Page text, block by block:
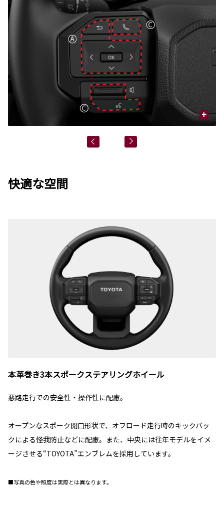
+
快適な空間
本革巻き3本スポークステアリングホイール
悪路走行での安全性・操作性に配慮。
オープンなスポーク開口形状で、オフロード走行時のキックバッ
クによる怪我防止などに配慮。また、中央には往年モデルをイメ
ージさせる“TOYOTA”エンブレムを採用しています。
■写真の色や照度は実際とは異なります。